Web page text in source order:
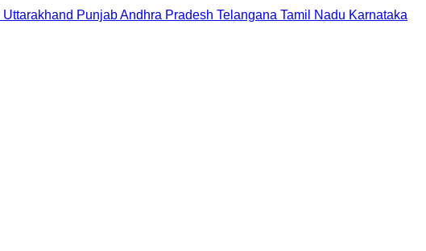
Uttarakhand PunjabAndhra Pradesh Telangana Tamil Nadu Karnataka